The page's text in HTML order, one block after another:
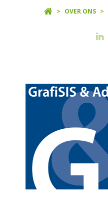
> OVER ONS >